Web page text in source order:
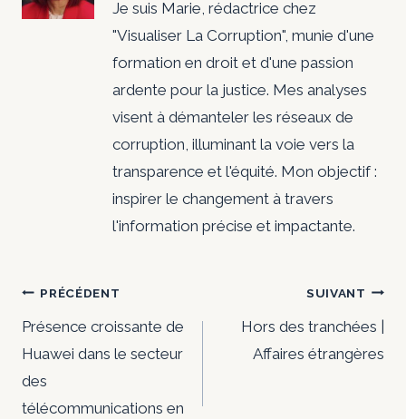
Je suis Marie, rédactrice chez
"Visualiser La Corruption", munie d'une
formation en droit et d'une passion
ardente pour la justice. Mes analyses
visent à démanteler les réseaux de
corruption, illuminant la voie vers la
transparence et l'équité. Mon objectif :
inspirer le changement à travers
l'information précise et impactante.
Navigation
de
l’article
PRÉCÉDENT
Présence croissante de
Huawei dans le secteur
des
télécommunications en
SUIVANT
Hors des tranchées |
Affaires étrangères